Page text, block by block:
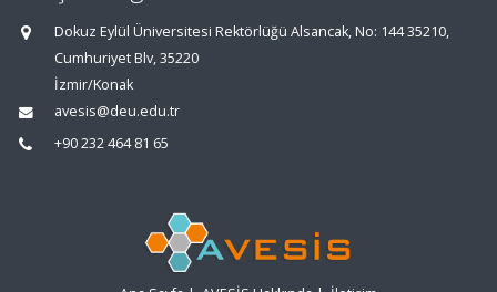
Dokuz Eylül Üniversitesi Rektörlüğü Alsancak, No: 144 35210,
Cumhuriyet Blv, 35220
İzmir/Konak
avesis@deu.edu.tr
+90 232 464 81 65